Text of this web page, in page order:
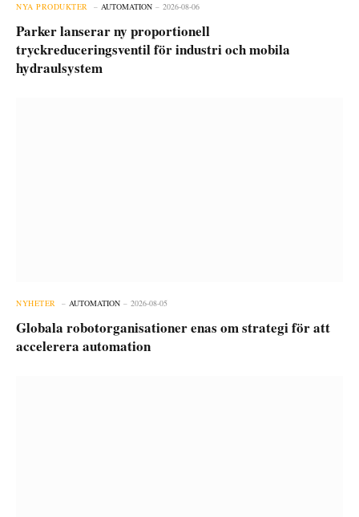
NYA PRODUKTER AUTOMATION 2026-08-06
Parker lanserar ny proportionell
tryckreduceringsventil för industri och mobila
hydraulsystem
NYHETER AUTOMATION 2026-08-05
Globala robotorganisationer enas om strategi för att
accelerera automation